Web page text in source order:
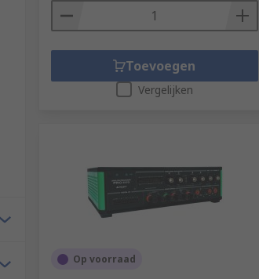
Toevoegen
Vergelijken
Op voorraad